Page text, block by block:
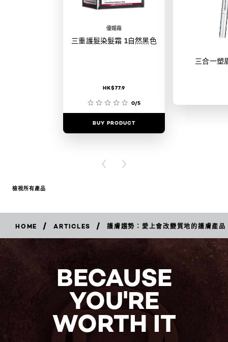
優媚霜
三重護髮染髮霜 1自然黑色
HK$77.9
0/5
BUY PRODUCT
三合一塑
PREVIOUS CARD
NEXT CARD
檢視所有產品
HOME / ARTICLES / 護膚趨勢：愛上會改變質地的護膚產品
BECAUSE
YOU'RE
WORTH IT